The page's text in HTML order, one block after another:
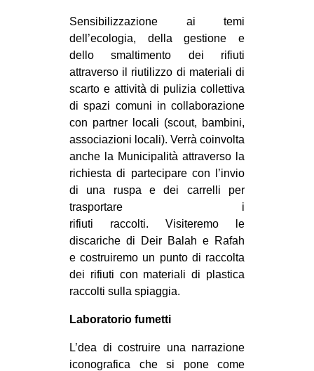
Sensibilizzazione ai temi
dell’ecologia, della gestione e
dello smaltimento dei rifiuti
attraverso il riutilizzo di materiali di
scarto e attività di pulizia collettiva
di spazi comuni in collaborazione
con partner locali (scout, bambini,
associazioni locali). Verrà coinvolta
anche la Municipalità attraverso la
richiesta di partecipare con l’invio
di una ruspa e dei carrelli per
trasportare i
rifiuti raccolti. Visiteremo le
discariche di Deir Balah e Rafah
e costruiremo un punto di raccolta
dei rifiuti con materiali di plastica
raccolti sulla spiaggia.
Laboratorio fumetti
L’dea di costruire una narrazione
iconografica che si pone come